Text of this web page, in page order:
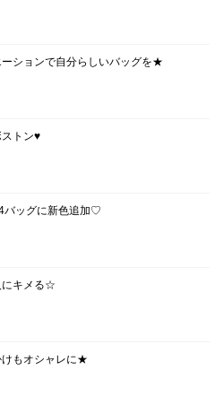
ションで自分らしいバッグを★
トン♥
バッグに新色追加♡
にキメる☆
けもオシャレに★